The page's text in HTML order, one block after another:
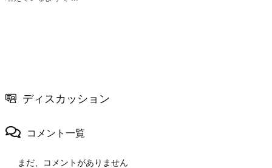
ディスカッション
コメント一覧
まだ、コメントがありません